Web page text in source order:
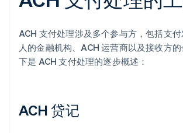
ACH 支付处理涉及多个参与方，包括支
人的金融机构、ACH 运营商以及接收方
下是 ACH 支付处理的逐步概述：
ACH 贷记